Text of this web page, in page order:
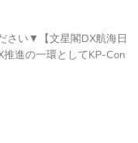
さい▼【文星閣DX航海日
進の一環としてKP-Con